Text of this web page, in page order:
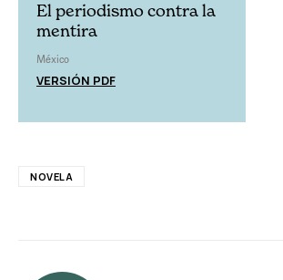
El periodismo contra la
mentira
México
VERSIÓN PDF
NOVELA